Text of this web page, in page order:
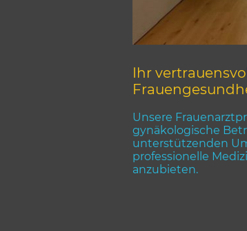
Ihr
Unsere
gynäkologische
unterstützenden
professionelle
anzubieten.